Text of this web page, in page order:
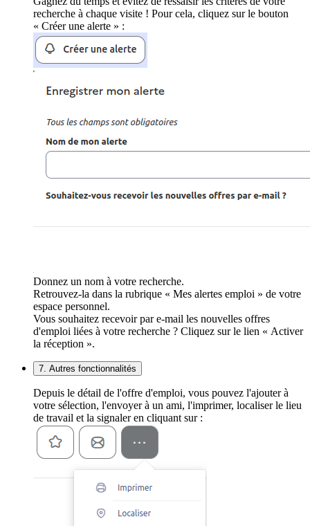
recherche à chaque visite ! Pour cela, cliquez sur le bouton
« Créer une alerte » :
Donnez un nom à votre recherche.
Retrouvez-la dans la rubrique « Mes alertes emploi » de votre
espace personnel.
Vous souhaitez recevoir par e-mail les nouvelles offres
d'emploi liées à votre recherche ? Cliquez sur le lien « Activer
la réception ».
7. Autres fonctionnalités
Depuis le détail de l'offre d'emploi, vous pouvez l'ajouter à
votre sélection, l'envoyer à un ami, l'imprimer, localiser le lieu
de travail et la signaler en cliquant sur :